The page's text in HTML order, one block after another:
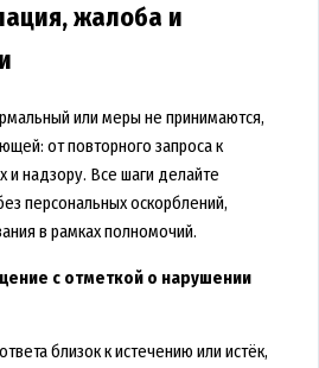
жалоба и
или меры не принимаются,
от повторного запроса к
надзору. Все шаги делайте
персональных оскорблений,
в рамках полномочий.
с отметкой о нарушении
близок к истечению или истёк,